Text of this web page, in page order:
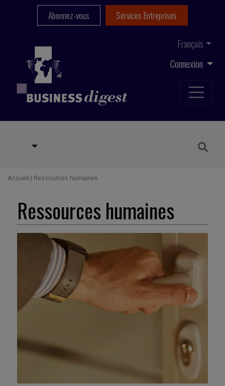
Connexion
Français
Abonnez-vous Services Entreprises
Accueil | Ressources humaines
Ressources humaines